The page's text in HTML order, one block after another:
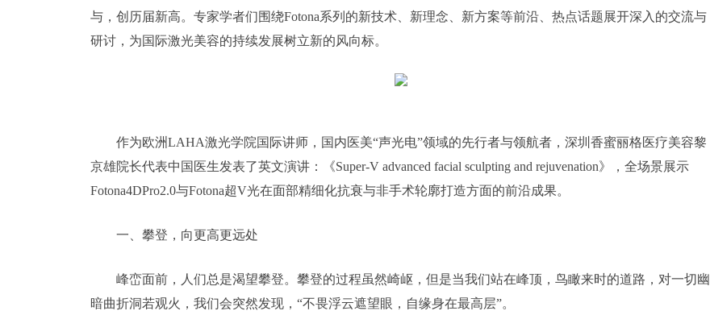
与，创历届新高。专家学者们围绕Fotona系列的新技术、新理念、新方案等前沿、热点话题展开深入的交流与
研讨，为国际激光美容的持续发展树立新的风向标。
作为欧洲LAHA激光学院国际讲师，国内医美“声光电”领域的先行者与领航者，深圳香蜜丽格医疗美容黎
京雄院长代表中国医生发表了英文演讲：《Super-V advanced facial sculpting and rejuvenation》，全场景展示
Fotona4DPro2.0与Fotona超V光在面部精细化抗衰与非手术轮廓打造方面的前沿成果。
一、攀登，向更高更远处
峰峦面前，人们总是渴望攀登。攀登的过程虽然崎岖，但是当我们站在峰顶，鸟瞰来时的道路，对一切幽
暗曲折洞若观火，我们会突然发现，“不畏浮云遮望眼，自缘身在最高层”。